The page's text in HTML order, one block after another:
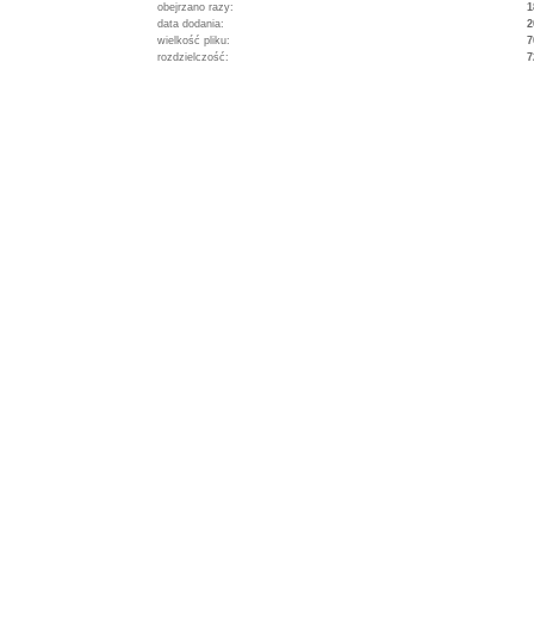
obejrzano razy:
data dodania:
wielkość pliku:
rozdzielczość: